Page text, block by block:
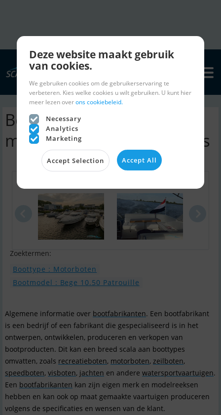
Bege 10.50 Patrouille
motorboten | advertenties
Zoektermen:
Boottype : Motorboten
Bootmodel : Bege 10.50 Patrouille
Algemene informatie over bootfabrikanten. Een bootfabrikant
is een bedrijf of een fabrikant die gespecialiseerd is in het
ontwerpen, ontwikkelen, produceren en verkopen van
bootproducten. Dit kan een breed scala aan boottypes
omvatten, zoals recreatieboten, motorboten, zeilboten,
speedboten, visboten, jachten en andere watersportvaartuigen.
Een bootfabrikanten kan zijn eigen merk en modelreeksen
hebben en kan ook op maat gemaakte vaartuigen produceren
volgens de specificaties en wensen van de klant.
Deze website maakt gebruik
van cookies.
We gebruiken cookies om de gebruikerservaring te
verbeteren. Kies welke cookies u wilt gebruiken. U kunt hier
meer lezen overons cookiebeleid.
Necessary
Analytics
Marketing
Accept Selection Accept All